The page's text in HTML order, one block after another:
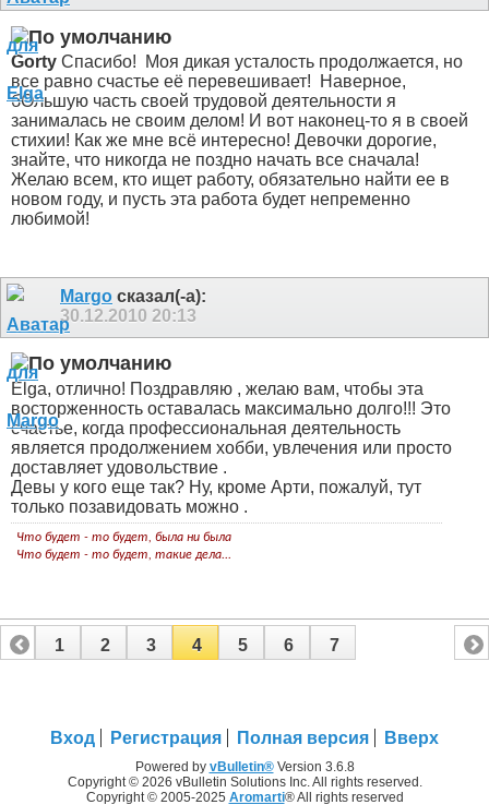
Gorty Спасибо!
Моя дикая усталость продолжается, но
все равно счастье её перевешивает!
Наверное,
бОльшую часть своей трудовой деятельности я
занималась не своим делом! И вот наконец-то я в своей
стихии! Как же мне всё интересно! Девочки дорогие,
знайте, что никогда не поздно начать все сначала!
Желаю всем, кто ищет работу, обязательно найти ее в
новом году, и пусть эта работа будет непременно
любимой!
Margo сказал(-а):
30.12.2010 20:13
Elga, отлично! Поздравляю , желаю вам, чтобы эта
восторженность оставалась максимально долго!!! Это
счастье, когда профессиональная деятельность
является продолжением хобби, увлечения или просто
доставляет удовольствие .
Девы у кого еще так? Ну, кроме Арти, пожалуй, тут
только позавидовать можно .
Что будет - то будет, была ни была
Что будет - то будет, такие дела...
1 2 3 4 5 6 7
Вход Регистрация Полная версия Вверх
Powered by vBulletin®Version 3.6.8
Copyright © 2026 vBulletin Solutions Inc. All rights reserved.
Copyright © 2005-2025 Aromarti® All rights reserved